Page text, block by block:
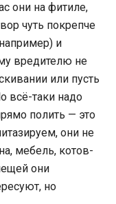
они на фитиле,
чуть покрепче
и
вредителю не
или пусть
всё-таки надо
полить — это
они не
мебель, котов-
они
но